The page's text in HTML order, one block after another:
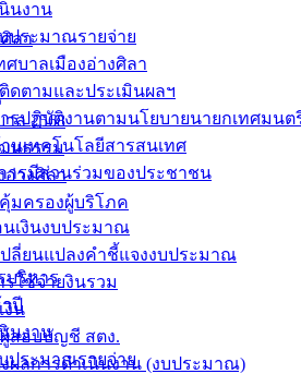
นงาน
ประมาณรายจ่าย
บาลเมืองอ่างศิลา
ดตามและประเมินผลฯ
รปฏิบัติงานตามนโยบายนายกเทศมนต
เทคโนโลยีสารสนเทศ
ารมีส่วนร่วมของประชาชน
นเงินงบประมาณ
ปลี่ยนแปลงคำชี้แจงงบประมาณ
ใช้จ่ายงินรวม
งิน
สอบบัญชี สตง.
ผลการดำเนินงาน (งบประมาณ)
ลา
ล 2568
นธรรม
อ่างศิลา
มครองผู้บริโภค
บริหาร
ปี
นงาน
ประมาณรายจ่าย